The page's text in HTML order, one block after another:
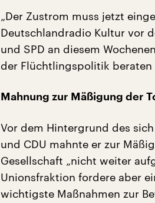
„Der Zustrom muss jetzt
Deutschlandradio Kultur vor
und SPD an diesem
der Flüchtlingspolitik beraten
Mahnung zur Mäßigung der
Vor dem Hintergrund des
und CDU mahnte er zur
Gesellschaft „nicht weiter
Unionsfraktion fordere aber
wichtigste Maßnahmen zur